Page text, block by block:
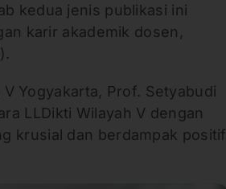
kedua jenis publikasi ini
karir akademik dosen,
Yogyakarta, Prof. Setyabudi
LLDikti Wilayah V dengan
krusial dan berdampak positif